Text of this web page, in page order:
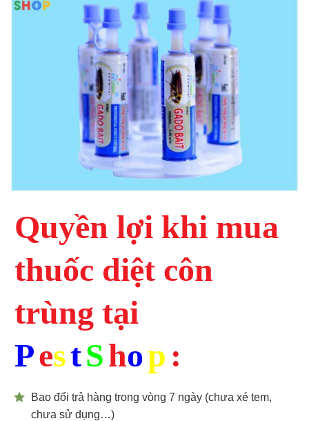
Quyền lợi khi mua
thuốc diệt côn
trùng tại
PestShop :
Bao đổi trả hàng trong vòng 7 ngày (chưa xé tem,
chưa sử dụng…)